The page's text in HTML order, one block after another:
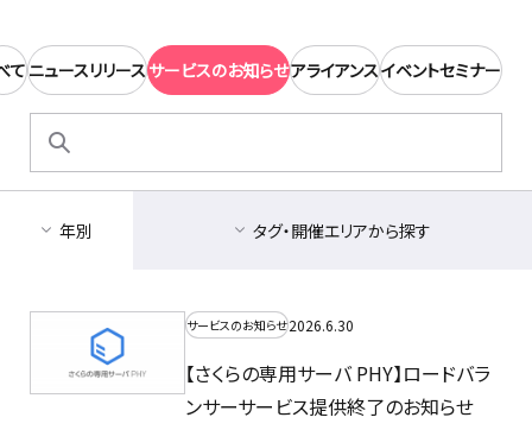
てニュースリリースサービスのお知らせアライアンスイベントセミナー
年別 タグ・開催エリアから探す
サービスのお知らせ2026.6.30
【さくらの専用サーバ PHY】ロードバラ
ンサーサービス提供終了のお知らせ